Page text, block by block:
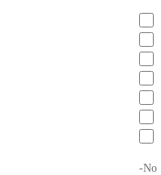
-No